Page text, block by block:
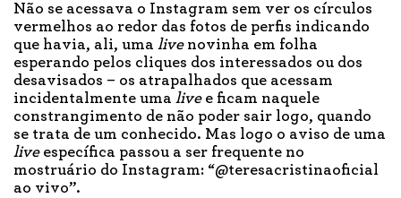
Não se acessava o Instagram sem ver os círculos
vermelhos ao redor das fotos de perfis indicando
que havia, ali, uma livenovinha em folha
esperando pelos cliques dos interessados ou dos
desavisados – os atrapalhados que acessam
incidentalmente uma live e ficam naquele
constrangimento de não poder sair logo, quando
se trata de um conhecido. Mas logo o aviso de uma
liveespecífica passou a ser frequente no
mostruário do Instagram: “@teresacristinaoficial
ao vivo”.